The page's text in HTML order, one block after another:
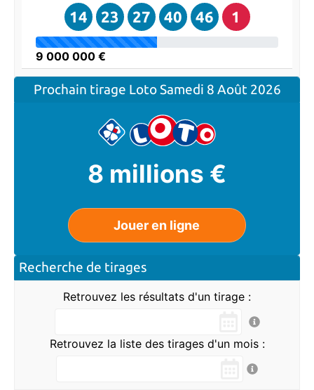
14 23 27 40 46 1
9 000 000 €
Prochain tirage Loto Samedi 8 Août 2026
8 millions €
Jouer en ligne
Recherche de tirages
Retrouvez les résultats d'un tirage :
Retrouvez la liste des tirages d'un mois :